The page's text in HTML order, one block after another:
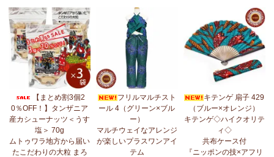
5/14：アフリカンネックレス
アフリカンアクセサリーコーナー新
入荷！～天然素材 環境配慮したエシカル製品～
5/4：ノーカラーボレロジャケット新入荷！～キテンゲ◇ハイクオ
リティ◇で仕立てた新作登場！『ニッポンの技×アフリカの色』
5/4：キコイ アフリカの布ページに新入荷！
綿織布
5/1：ティンガティンガ・アート～ズベリの作品コーナー新入荷！
私たちバラカは、ズベリが遺してくださった作品を、これからも
大切に紹介してまいります。
【まとめ割3個2
0％OFF！】タンザニア
産カシューナッツ＜うす
塩＞ 70g
ムトゥワラ地方から届い
たこだわりの大粒 まろ
フリルマルチスト
ール 4（グリーン×ブル
ー）
マルチウェイなアレンジ
が楽しいプラスワンアイ
テム
キテンゲ 扇子 429
（ブルー×オレンジ）
キテンゲ◇ハイクオリテ
ィ◇
共布ケース付
『ニッポンの技×アフリ